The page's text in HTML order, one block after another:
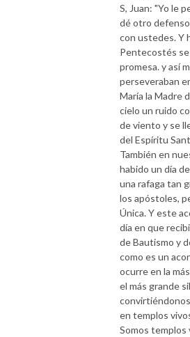
S, Juan: "Yo le
dé otro
con ustedes. Y
Pentecostés
promesa. y así
perseveraban
María la Madre
cielo un ruido
de viento y se
del Espíritu
También en
habido un día
una rafaga tan
los apóstoles,
Única. Y este
día en que
de Bautismo y
como es un
ocurre en la
el más grande
en templos
Somos templos